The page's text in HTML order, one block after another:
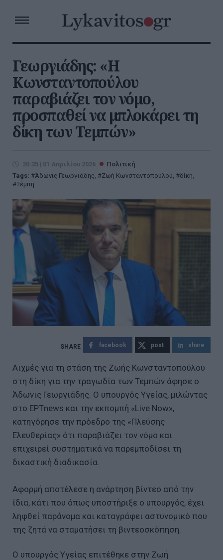
Γεωργιάδης: «Η
Κωνσταντοπούλου
παραβιάζει τον νόμο,
προσπαθεί να μπλοκάρει τη
δίκη των Τεμπών»
20:35 | 01 Απριλίου 2026
Πολιτική
Tags:
Άδωνις Γεωργιάδης, Ζωή Κωνσταντοπούλου, δίκη,
Τέμπη
facebook post share
Αιχμές για τη στάση της Ζωής Κωνσταντοπούλου
στη δίκη για την τραγωδία των Τεμπών άφησε ο
Άδωνις Γεωργιάδης. Ο υπουργός Υγείας, μιλώντας
στο ΕΡΤnews και την εκπομπή «Live Now»,
κατηγόρησε την πρόεδρο της «Πλεύσης
Ελευθερίας» ότι παραβιάζει τον νόμο και
επιχειρεί συστηματικά να παρεμποδίσει τη
δικαστική διαδικασία.
Αφορμή αποτέλεσε η ανάρτηση βίντεο από την
ίδια, κάτι που όπως υποστήριξε ο υπουργός, έχει
ληφθεί παράνομα και καταγράφει αστυνομικό που
της ζητά να σταματήσει τη βιντεοσκόπηση.
Ο υπουργός Υγείας επιτέθηκε στην Ζωή